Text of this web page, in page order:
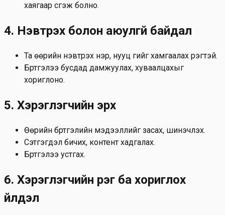
хаягаар үүсгэж болно.
4. Нэвтрэх болон аюулгүй байдал
Та өөрийн нэвтрэх нэр, нууц үгийг хамгаалах үүрэгтэй.
Бүртгэлээ бусдад дамжуулах, хуваалцахыг
хориглоно.
5. Хэрэглэгчийн эрх
Өөрийн бүртгэлийн мэдээллийг засах, шинэчлэх.
Сэтгэгдэл бичих, контент хадгалах.
Бүртгэлээ устгах.
6. Хэрэглэгчийн үүрэг ба хориглох
үйлдэл